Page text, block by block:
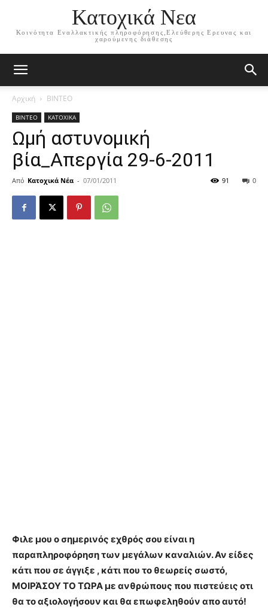
Κατοχικά Νεα
Κοινότητα Εναλλακτικής πληροφόρησης,Ελεύθερης Ερευνας και
χαρούμενης διάθεσης
Αρχική ΒΙΝΤΕΟ
ΒΙΝΤΕΟ ΚΑΤΟΧΙΚΑ
Ωμή αστυνομική
βία_Απεργία 29-6-2011
Από Κατοχικά Νέα - 07/01/2011 0
91
Φιλε μου ο σημερινός εχθρός σου είναι η
παραπληροφόρηση των μεγάλων καναλιών. Αν είδες
κάτι που σε άγγιξε , κάτι που το θεωρείς σωστό,
ΜΟΙΡΆΣΟΥ ΤΟ ΤΩΡΑ με ανθρώπους που πιστεύεις οτι
θα το αξιολογήσουν και θα επωφεληθούν απο αυτό!